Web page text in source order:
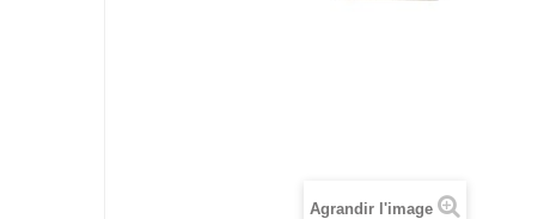
Agrandir l'image